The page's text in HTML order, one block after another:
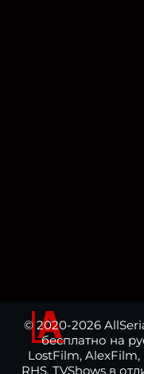
© 2020-2026
бесплатно на
LostFilm, AlexFilm,
RHS, TVShows в